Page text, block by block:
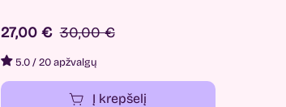
27,00 € 30,00 €
5.0/20 apžvalgų
Į krepšelį